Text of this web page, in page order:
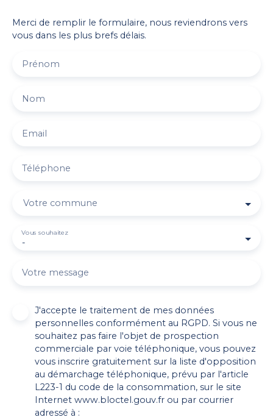
Merci de remplir le formulaire, nous reviendrons vers
vous dans les plus brefs délais.
Prénom
Nom
Email
Téléphone
Votre commune
-
Vous souhaitez
Votre message
J'accepte le traitement de mes données
personnelles conformément au RGPD. Si vous ne
souhaitez pas faire l'objet de prospection
commerciale par voie téléphonique, vous pouvez
vous inscrire gratuitement sur la liste d'opposition
au démarchage téléphonique, prévu par l'article
L223-1 du code de la consommation, sur le site
Internet www.bloctel.gouv.fr ou par courrier
adressé à :